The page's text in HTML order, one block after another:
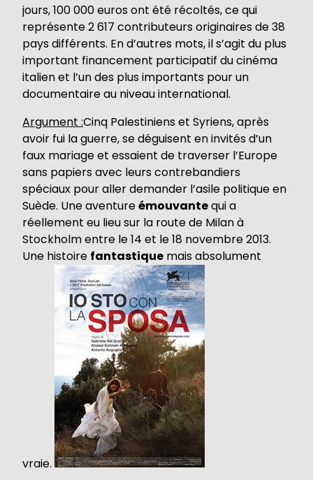
jours, 100 000 euros ont été récoltés, ce qui
représente 2 617 contributeurs originaires de 38
pays différents. En d’autres mots, il s’agit du plus
important financement participatif du cinéma
italien et l’un des plus importants pour un
documentaire au niveau international.
Argument :Cinq Palestiniens et Syriens, après
avoir fui la guerre, se déguisent en invités d’un
faux mariage et essaient de traverser l’Europe
sans papiers avec leurs contrebandiers
spéciaux pour aller demander l’asile politique en
Suède. Une aventureémouvantequi a
réellement eu lieu sur la route de Milan à
Stockholm entre le 14 et le 18 novembre 2013.
Une histoire fantastique mais absolument
vraie.